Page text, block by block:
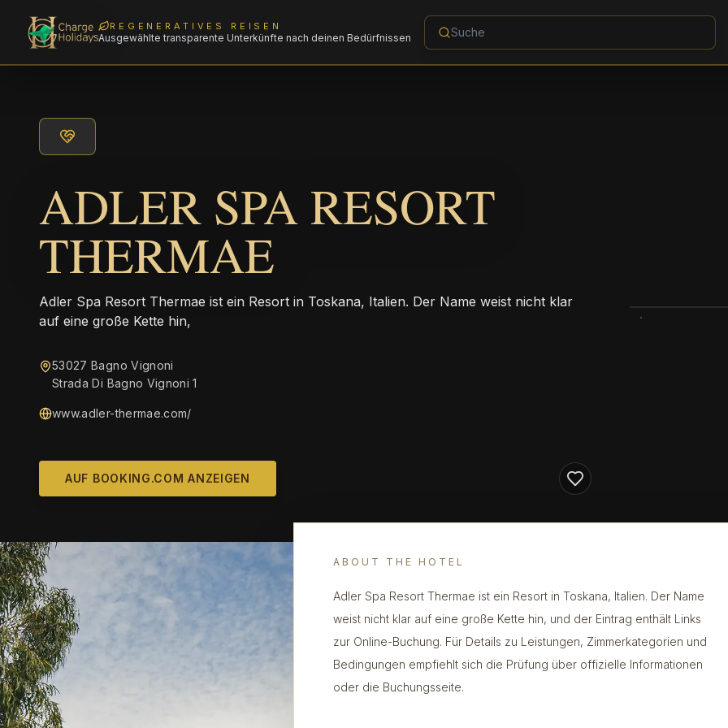
REGENERATIVES REISEN
Ausgewählte transparente Unterkünfte nach deinen Bedürfnissen
ADLER SPA RESORT
THERMAE
Adler Spa Resort Thermae ist ein Resort in Toskana, Italien. Der Name weist nicht klar
auf eine große Kette hin,
53027 Bagno Vignoni
Strada Di Bagno Vignoni 1
www.adler-thermae.com/
AUF BOOKING.COM ANZEIGEN
ABOUT THE HOTEL
Adler Spa Resort Thermae ist ein Resort in Toskana, Italien. Der Name
weist nicht klar auf eine große Kette hin, und der Eintrag enthält Links
zur Online-Buchung. Für Details zu Leistungen, Zimmerkategorien und
Bedingungen empfiehlt sich die Prüfung über offizielle Informationen
oder die Buchungsseite.